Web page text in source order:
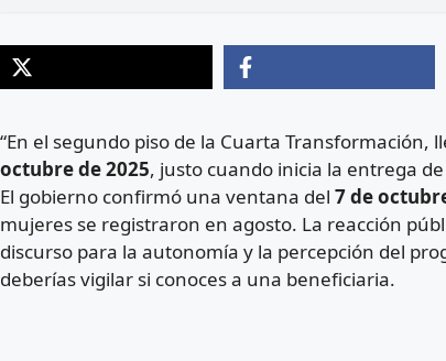
“En el segundo piso de la Cuarta Transformación,
octubre de 2025, justo cuando inicia la entrega
El gobierno confirmó una ventana del 7 de
mujeres se registraron en agosto. La reacción
discurso para la autonomía y la percepción del
deberías vigilar si conoces a una beneficiaria.